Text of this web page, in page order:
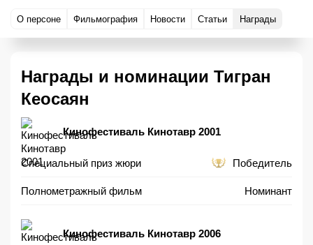
О персоне Фильмография Новости Статьи Награды
Награды и номинации Тигран
Кеосаян
Кинофестиваль Кинотавр 2001
Специальный приз жюри Победитель
Полнометражный фильм Номинант
Кинофестиваль Кинотавр 2006